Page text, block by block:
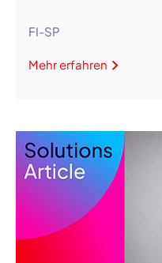
FI-SP
Mehr erfahren